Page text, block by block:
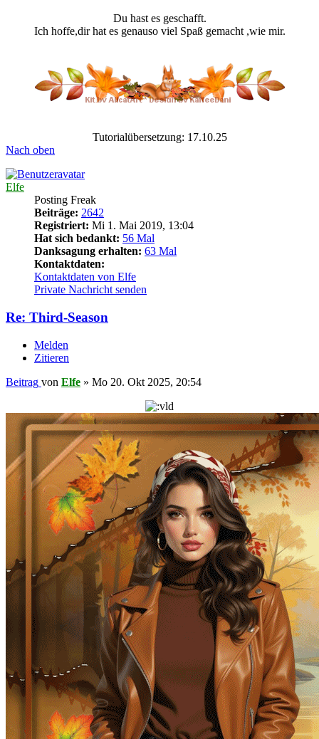
Du hast es geschafft.
Ich hoffe,dir hat es genauso viel Spaß gemacht ,wie mir.
Tutorialübersetzung: 17.10.25
Nach oben
Elfe
Posting Freak
Beiträge: 2642
Registriert: Mi 1. Mai 2019, 13:04
Hat sich bedankt: 56 Mal
Danksagung erhalten: 63 Mal
Kontaktdaten:
Kontaktdaten von Elfe
Private Nachricht senden
Re: Third-Season
Melden
Zitieren
Beitrag von Elfe » Mo 20. Okt 2025, 20:54